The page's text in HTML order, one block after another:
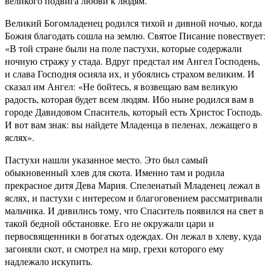
Великий Богомладенец родился тихой и дивной ночью, когда
Божия благодать сошла на землю. Святое Писание повествует:
«В той стране были на поле пастухи, которые содержали
ночную стражу у стада. Вдруг предстал им Ангел Господень,
и слава Господня осияла их, и убоялись страхом великим. И
сказал им Ангел: «Не бойтесь, я возвещаю вам великую
радость, которая будет всем людям. Ибо ныне родился вам в
городе Давидовом Спаситель, который есть Христос Господь.
И вот вам знак: вы найдете Младенца в пеленах, лежащего в
яслях».
Пастухи нашли указанное место. Это был самый
обыкновенный хлев для скота. Именно там и родила
прекрасное дитя Дева Мария. Спеленатый Младенец лежал в
яслях, и пастухи с интересом и благоговением рассматривали
мальчика. И дивились тому, что Спаситель появился на свет в
такой бедной обстановке. Его не окружали цари и
первосвященники в богатых одеждах. Он лежал в хлеву, куда
загоняли скот, и смотрел на мир, грехи которого ему
надлежало искупить.